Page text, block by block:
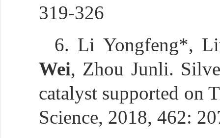
319-326
6. Li Yongfeng*,
Wei, Zhou Junli.
catalyst supported on
Science, 2018, 462: